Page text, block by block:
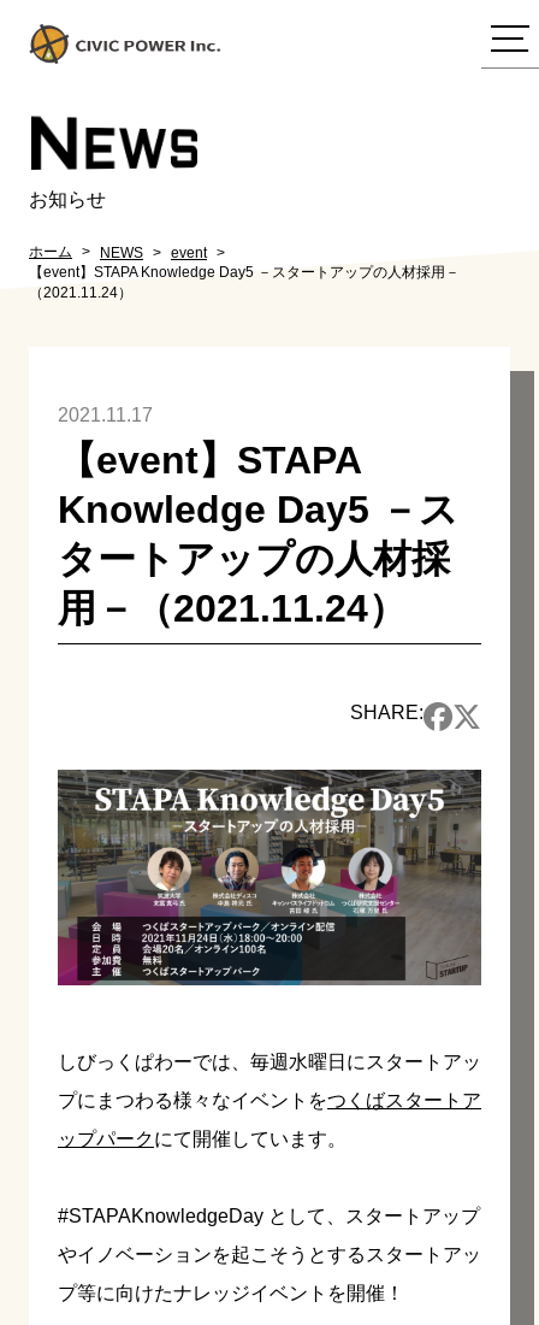
NEWS
お知らせ
ホーム NEWS
event
【event】STAPA Knowledge Day5 －スタートアップの人材採用－
（2021.11.24）
2021.11.17
【event】STAPA
Knowledge Day5 －ス
タートアップの人材採
用－（2021.11.24）
SHARE:
しびっくぱわーでは、毎週水曜日にスタートアッ
プにまつわる様々なイベントをつくばスタートア
ップパークにて開催しています。
#STAPAKnowledgeDay として、スタートアップ
やイノベーションを起こそうとするスタートアッ
プ等に向けたナレッジイベントを開催！